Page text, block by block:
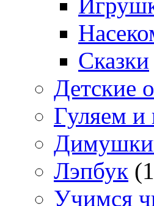
Сказки
Детские
Гуляем и
Лэпбук
Учимся